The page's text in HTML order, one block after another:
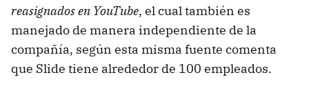
reasignados en YouTube, el cual también es
manejado de manera independiente de la
compañía, según esta misma fuente comenta
que Slide tiene alrededor de 100 empleados.